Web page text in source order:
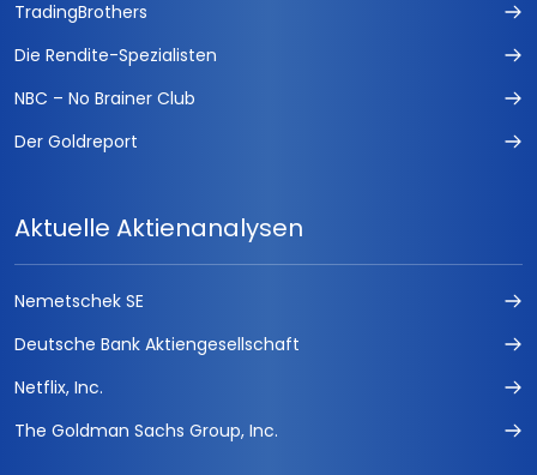
TradingBrothers
Die Rendite-Spezialisten
NBC – No Brainer Club
Der Goldreport
Aktuelle Aktienanalysen
Nemetschek SE
Deutsche Bank Aktiengesellschaft
Netflix, Inc.
The Goldman Sachs Group, Inc.